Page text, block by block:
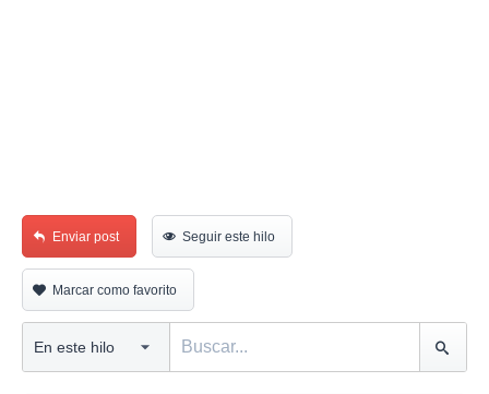
Enviar post Seguir este hilo
Marcar como favorito